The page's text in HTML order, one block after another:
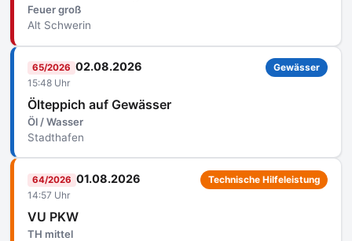
Feuer groß
Alt Schwerin
65/2026 02.08.2026
15:48 Uhr
Ölteppich auf Gewässer
Öl / Wasser
Stadthafen
Gewässer
64/2026 01.08.2026
14:57 Uhr
VU PKW
TH mittel
Technische Hilfeleistung